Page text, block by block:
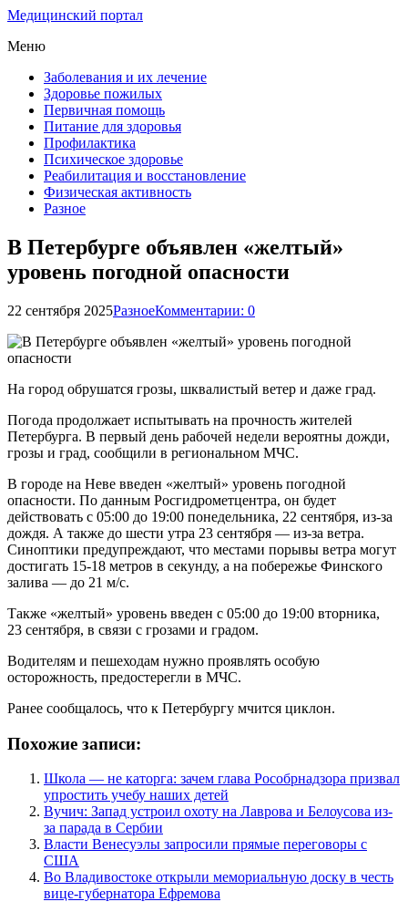
Медицинский портал
Меню
Заболевания и их лечение
Здоровье пожилых
Первичная помощь
Питание для здоровья
Профилактика
Психическое здоровье
Реабилитация и восстановление
Физическая активность
Разное
В Петербурге объявлен «желтый»
уровень погодной опасности
22 сентября 2025РазноеКомментарии: 0
На город обрушатся грозы, шквалистый ветер и даже град.
Погода продолжает испытывать на прочность жителей
Петербурга. В первый день рабочей недели вероятны дожди,
грозы и град, сообщили в региональном МЧС.
В городе на Неве введен «желтый» уровень погодной
опасности. По данным Росгидрометцентрa, он будет
действовать с 05:00 до 19:00 понедельника, 22 сентября, из-за
дождя. А также до шести утра 23 сентября — из-за ветра.
Синоптики предупреждают, что местами порывы ветра могут
достигать 15-18 метров в секунду, а на побережье Финского
залива — до 21 м/с.
Также «желтый» уровень введен с 05:00 до 19:00 вторника,
23 сентября, в связи с грозами и градом.
Водителям и пешеходам нужно проявлять особую
осторожность, предостерегли в МЧС.
Ранее сообщалось, что к Петербургу мчится циклон.
Похожие записи:
Школа — не каторга: зачем глава Рособрнадзора призвал
упростить учебу наших детей
Вучич: Запад устроил охоту на Лаврова и Белоусова из-
за парада в Сербии
Власти Венесуэлы запросили прямые переговоры с
США
Во Владивостоке открыли мемориальную доску в честь
вице-губернатора Ефремова